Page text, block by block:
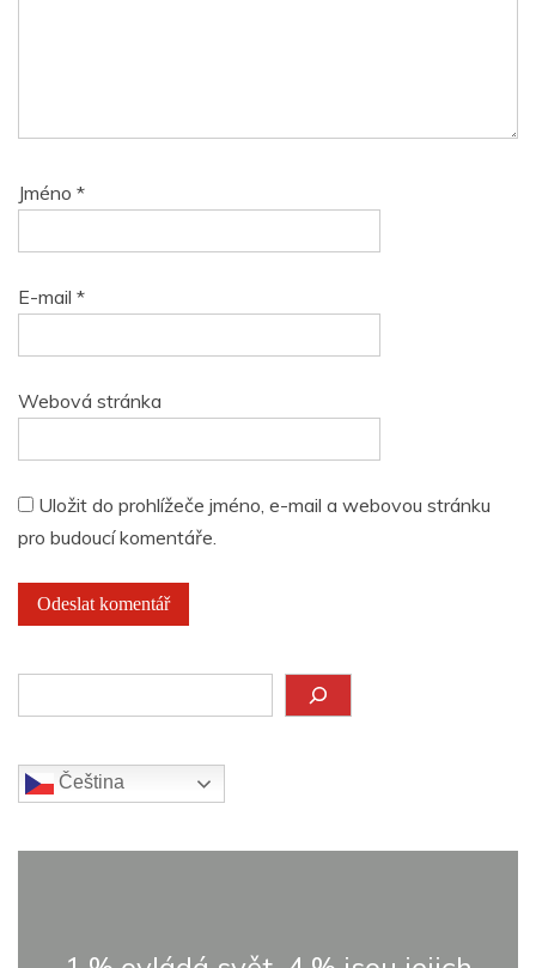
Jméno *
E-mail *
Webová stránka
Uložit do prohlížeče jméno, e-mail a webovou stránku
pro budoucí komentáře.
Čeština‎